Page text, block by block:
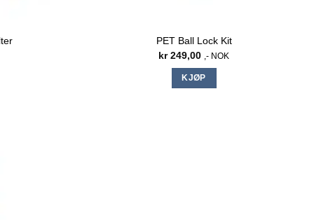
PET Ball Lock Kit
kr249,00 ,- NOK
KJØP